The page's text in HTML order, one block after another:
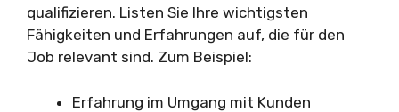
qualifizieren. Listen Sie Ihre wichtigsten
Fähigkeiten und Erfahrungen auf, die für den
Job relevant sind. Zum Beispiel:
Erfahrung im Umgang mit Kunden